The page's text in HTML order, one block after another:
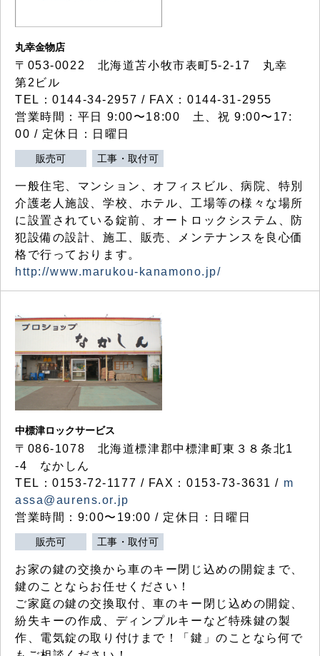
丸幸金物店
〒053-0022 北海道苫小牧市表町5-2-17 丸幸
第2ビル
TEL：0144-34-2957 / FAX：0144-31-2955
営業時間：平日 9:00〜18:00 土、祝 9:00〜17:
00 / 定休日：日曜日
販売可 工事・取付可
一般住宅、マンション、オフィスビル、病院、特別
介護老人施設、学校、ホテル、工場等の様々な場所
に設置されている錠前、オートロックシステム、防
犯設備の設計、施工、販売、メンテナンスを良心価
格で行っております。
http://www.marukou-kanamono.jp/
中標津ロックサービス
〒086-1078 北海道標津郡中標津町東３８条北1
-4 なかしん
TEL：0153-72-1177 / FAX：0153-73-3631 / m
assa@aurens.or.jp
営業時間：9:00〜19:00 / 定休日：日曜日
販売可 工事・取付可
お家の鍵の交換から車のキー閉じ込めの開錠まで、
鍵のことならお任せください！
ご家庭の鍵の交換取付、車のキー閉じ込めの開錠、
紛失キーの作成、ディンプルキーなど特殊鍵の製
作、電気錠の取り付けまで！「鍵」のことなら何で